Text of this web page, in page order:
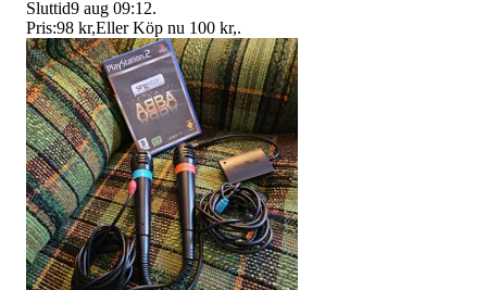
Sluttid9 aug 09:12.
Pris:98 kr,Eller Köp nu 100 kr,.